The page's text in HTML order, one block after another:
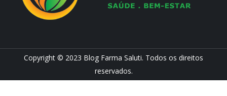
Copyright © 2023 Blog Farma Saluti. Todos os direitos
reservados.